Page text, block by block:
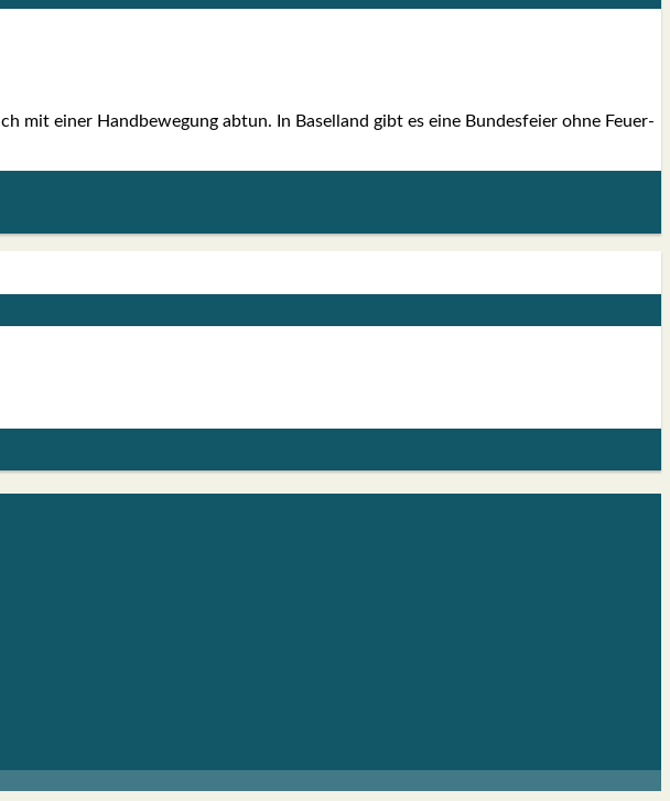
mit einer Hand­be­we­gung abtun. In Basel­land gibt es eine Bun­des­fei­er ohne Feu­er­